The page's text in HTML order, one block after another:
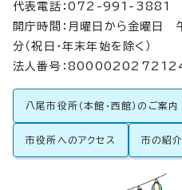
代表電話：072-991-3881
開庁時間：月曜日から金曜
分（祝日・年末年始を除く）
法人番号：
八尾市役所（本館・西館）のご案内
市役所へのアクセス 市の紹介